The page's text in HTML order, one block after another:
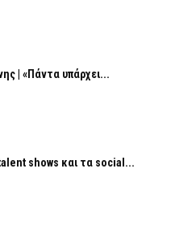
| «Πάντα υπάρχει...
shows και τα social...